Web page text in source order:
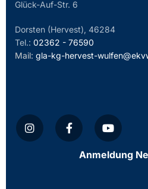
Glück-Auf-Str. 6
Dorsten (Hervest), 46284
Tel.: 02362 - 76590
Mail: gla-kg-hervest-
Anmeldung